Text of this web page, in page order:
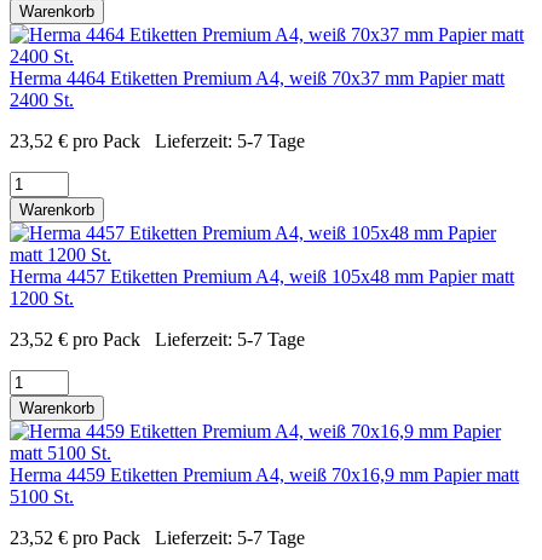
Warenkorb
Herma 4464 Etiketten Premium A4, weiß 70x37 mm Papier matt
2400 St.
23,52 € pro Pack Lieferzeit: 5-7 Tage
Warenkorb
Herma 4457 Etiketten Premium A4, weiß 105x48 mm Papier matt
1200 St.
23,52 € pro Pack Lieferzeit: 5-7 Tage
Warenkorb
Herma 4459 Etiketten Premium A4, weiß 70x16,9 mm Papier matt
5100 St.
23,52 € pro Pack Lieferzeit: 5-7 Tage